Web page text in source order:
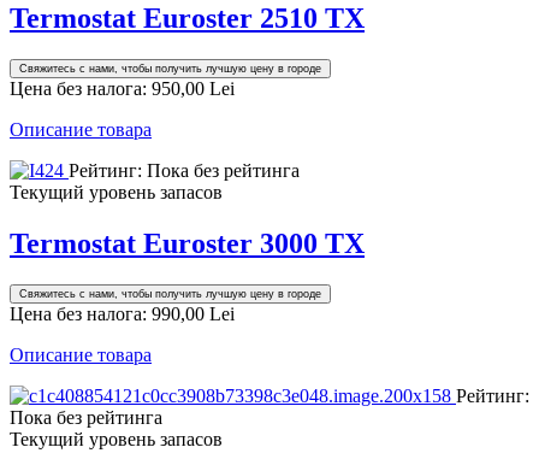
Termostat Euroster 2510 TX
Свяжитесь с нами, чтобы получить лучшую цену в городе
Цена без налога: 950,00 Lei
Описание товара
Рейтинг: Пока без рейтинга
Текущий уровень запасов
Termostat Euroster 3000 TX
Свяжитесь с нами, чтобы получить лучшую цену в городе
Цена без налога: 990,00 Lei
Описание товара
Рейтинг:
Пока без рейтинга
Текущий уровень запасов